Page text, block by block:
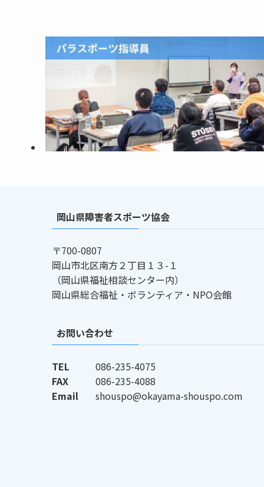
岡山県障害者スポーツ協会
〒700-0807
岡山市北区南方２丁目１３-１
（岡山県福祉相談センター内）
岡山県総合福祉・ボランティア・NPO会館
お問い合わせ
TEL
086-235-4075
FAX
086-235-4088
Email
shouspo@okayama-shouspo.com